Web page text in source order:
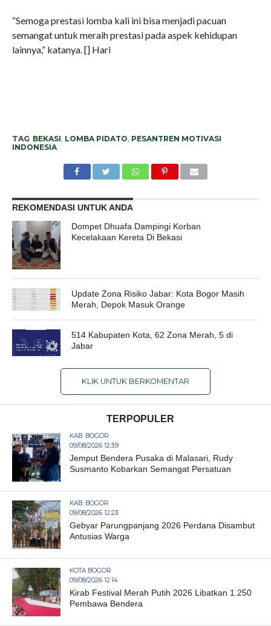
“Semoga prestasi lomba kali ini bisa menjadi pacuan
semangat untuk meraih prestasi pada aspek kehidupan
lainnya,” katanya. [] Hari
TAG BEKASI LOMBA PIDATO PESANTREN MOTIVASI
INDONESIA
REKOMENDASI UNTUK ANDA
Dompet Dhuafa Dampingi Korban
Kecelakaan Kereta Di Bekasi
Update Zona Risiko Jabar: Kota Bogor Masih
Merah, Depok Masuk Orange
514 Kabupaten Kota, 62 Zona Merah, 5 di
Jabar
KLIK UNTUK BERKOMENTAR
TERPOPULER
KAB. BOGOR
09/08/2026 12:39
Jemput Bendera Pusaka di Malasari, Rudy
Susmanto Kobarkan Semangat Persatuan
KAB. BOGOR
09/08/2026 12:23
Gebyar Parungpanjang 2026 Perdana Disambut
Antusias Warga
KOTA BOGOR
09/08/2026 12:14
Kirab Festival Merah Putih 2026 Libatkan 1.250
Pembawa Bendera